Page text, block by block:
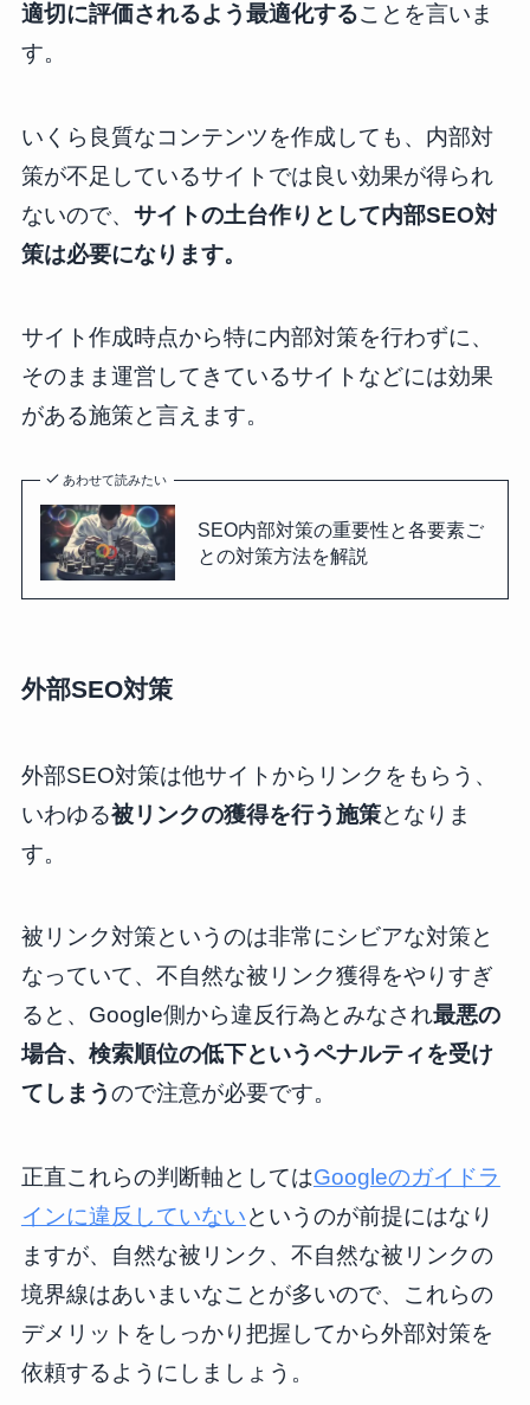
適切に評価されるよう最適化することを言いま
す。
いくら良質なコンテンツを作成しても、内部対
策が不足しているサイトでは良い効果が得られ
ないので、 サイトの土台作りとして内部SEO対
策は必要になります。
サイト作成時点から特に内部対策を行わずに、
そのまま運営してきているサイトなどには効果
がある施策と言えます。
あわせて読みたい
SEO内部対策の重要性と各要素ご
との対策方法を解説
外部SEO対策
外部SEO対策は他サイトからリンクをもらう、
いわゆる被リンクの獲得を行う施策となりま
す。
被リンク対策というのは非常にシビアな対策と
なっていて、不自然な被リンク獲得をやりすぎ
ると、Google側から違反行為とみなされ最悪の
場合、検索順位の低下というペナルティを受け
てしまうので注意が必要です。
正直これらの判断軸としてはGoogleのガイドラ
インに違反していないというのが前提にはなり
ますが、自然な被リンク、不自然な被リンクの
境界線はあいまいなことが多いので、これらの
デメリットをしっかり把握してから外部対策を
依頼するようにしましょう。